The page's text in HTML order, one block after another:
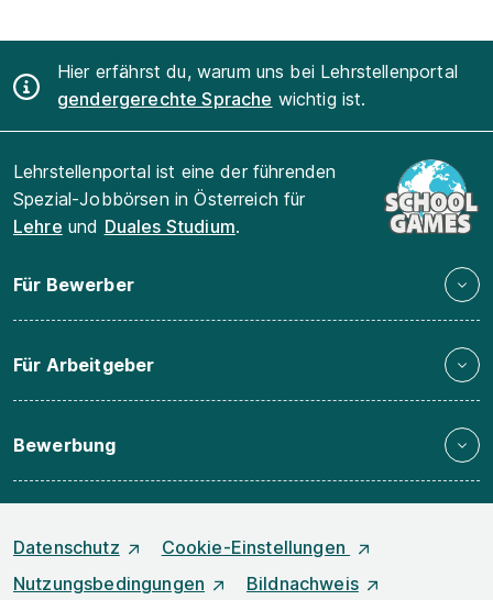
Hier erfährst du, warum uns bei Lehrstellenportal
gendergerechte Sprache wichtig ist.
Lehrstellenportal ist eine der führenden
Spezial-Jobbörsen in Österreich für
Lehre und Duales Studium.
Für Bewerber
Für Arbeitgeber
Bewerbung
Datenschutz
Cookie-Einstellungen
Nutzungsbedingungen
Bildnachweis